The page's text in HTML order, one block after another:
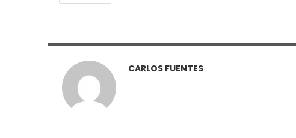
CARLOS FUENTES